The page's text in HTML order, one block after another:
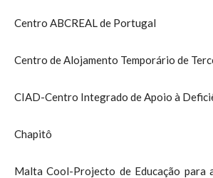
Centro ABCREAL de Portugal
Centro de Alojamento Temporário de
CIAD-Centro Integrado de Apoio à
Chapitô
Malta Cool-Projecto de Educação para